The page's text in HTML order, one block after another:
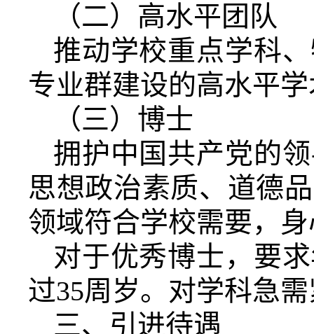
（二）高水平团队
推动学校重点学科
专业群建设的高水平
（三）博士
拥护中国共产党的
思想政治素质、道德
领域符合学校需要，
对于优秀博士，要
过35周岁。对学科急
三、引进待遇